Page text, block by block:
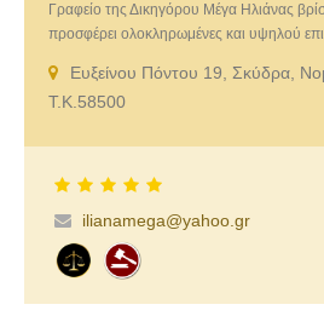
Γραφείο της Δικηγόρου Μέγα Ηλιάνας
προσφέρει ολοκληρωμένες και υψηλού
που διανύουμε, το γραφείο μας στοχεύει
επιπέδου νομικών υπηρεσιών,
υποθέσεων που αναλαμβάνει.
Ευξείνου Πόντου 19, Σκύδρα,
Τ.Κ.58500
ilianamega@yahoo.gr